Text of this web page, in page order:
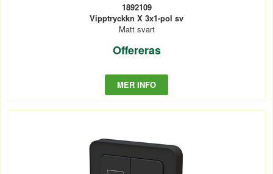
1892109
Vipptryckkn X 3x1-pol sv
Matt svart
Offereras
MER INFO